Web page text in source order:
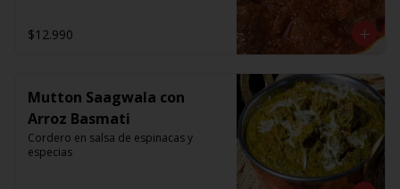
$12.990
Mutton Saagwala con
Arroz Basmati
Cordero en salsa de espinacas y
especias